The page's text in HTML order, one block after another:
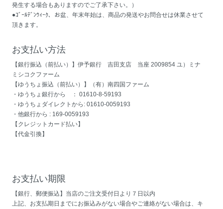
発生する場合もありますのでご了承下さい。）
●ｺﾞｰﾙﾃﾞﾝｳｨｰｸ、お盆、年末年始は、商品の発送やお問合せは休業させて
頂きます。
お支払い方法
【銀行振込（前払い）】伊予銀行 吉田支店 当座 2009854 ユ）ミナ
ミシコクファーム
【ゆうちょ振込（前払い）】（有）南四国ファーム
・ゆうちょ銀行から ： 01610-8-59193
・ゆうちょダイレクトから: 01610-0059193
・他銀行から : 169-0059193
【クレジットカード払い】
【代金引換】
お支払い期限
【銀行、郵便振込】当店のご注文受付日より７日以内
上記、お支払期日までにお振込みがない場合やご連絡がない場合は、キ